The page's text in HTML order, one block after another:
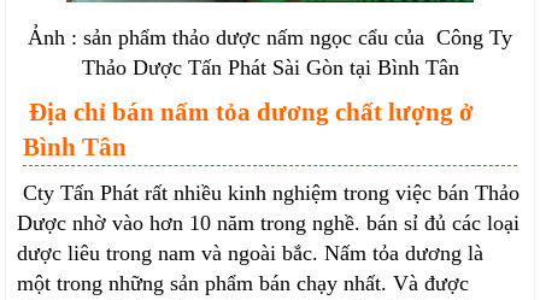
Ảnh : sản phẩm thảo dược nấm ngọc cẩu của Công Ty
Thảo Dược Tấn Phát Sài Gòn tại Bình Tân
Địa chỉ bán nấm tỏa dương chất lượng ở
Bình Tân
Cty Tấn Phát rất nhiều kinh nghiệm trong việc bán Thảo
Dược nhờ vào hơn 10 năm trong nghề. bán sỉ đủ các loại
dược liêu trong nam và ngoài bắc. Nấm tỏa dương là
một trong những sản phẩm bán chạy nhất. Và được